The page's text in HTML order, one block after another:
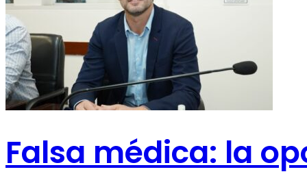
Falsa médica: la